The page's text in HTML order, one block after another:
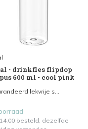
- drinkfles flipdop
600 ml - cool pink
lekvrije s...
besteld, dezelfde